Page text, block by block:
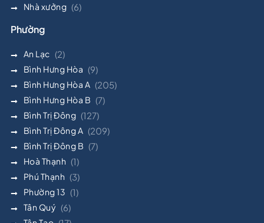
Nhà xưởng (6)
Phường
An Lạc (2)
Bình Hưng Hòa (9)
Bình Hưng Hòa A (205)
Bình Hưng Hòa B (7)
Bình Trị Đông (127)
Bình Trị Đông A (209)
Bình Trị Đông B (7)
Hoà Thạnh (1)
Phú Thạnh (3)
Phường 13 (1)
Tân Quý (6)